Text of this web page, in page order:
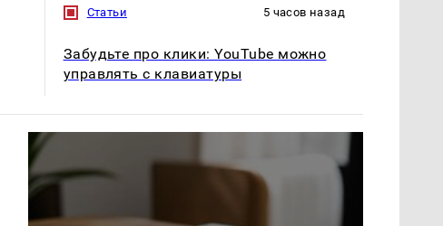
Статьи 5 часов назад
Забудьте про клики: YouTube можно
управлять с клавиатуры